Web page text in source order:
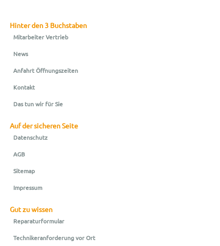
Hinter den 3 Buchstaben
Mitarbeiter Vertrieb
News
Anfahrt Öffnungszeiten
Kontakt
Das tun wir für Sie
Auf der sicheren Seite
Datenschutz
AGB
Sitemap
Impressum
Gut zu wissen
Reparaturformular
Technikeranforderung vor Ort